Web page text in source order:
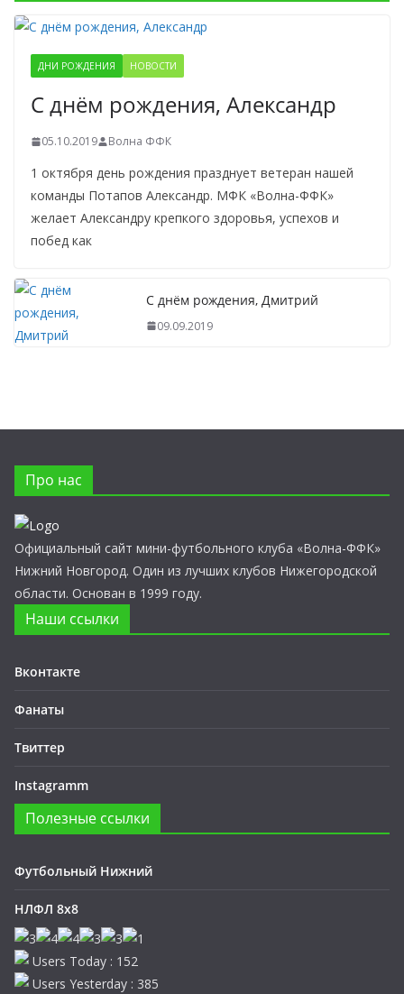
ДНИ РОЖДЕНИЯ НОВОСТИ
С днём рождения, Александр
05.10.2019 Волна ФФК
1 октября день рождения празднует ветеран нашей
команды Потапов Александр. МФК «Волна-ФФК»
желает Александру крепкого здоровья, успехов и
побед как
С днём рождения, Дмитрий
09.09.2019
Про нас
Официальный сайт мини-футбольного клуба «Волна-ФФК»
Нижний Новгород. Один из лучших клубов Нижегородской
области. Основан в 1999 году.
Наши ссылки
Вконтакте
Фанаты
Твиттер
Instagramm
Полезные ссылки
Футбольный Нижний
НЛФЛ 8х8
Users Today : 152
Users Yesterday : 385